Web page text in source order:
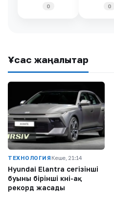
0 0
Ұқсас жаңалықтар
ТЕХНОЛОГИЯ Кеше, 21:14
Hyundai Elantra сегізінші
буыны бірінші күні-ақ
рекорд жасады